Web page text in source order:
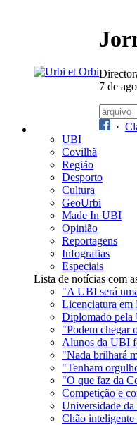
7 de
·
UBI
Covilhã
Região
Desporto
Cultura
GeoUrbi
Made In UBI
Opinião
Reportagens
Infografias
Especiais
Lista de notícias com
"A UBI será
Licenciatura em
Diplomado pela
"Podem chegar
Alunos da UBI
"Nada brilhará
"Tenham
"O que faz da
Competição e
Universidade
Chão